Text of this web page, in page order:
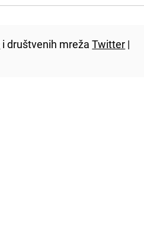
i društvenih mrežaTwitter |